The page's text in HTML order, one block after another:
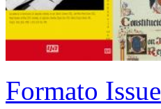
Formato Issue